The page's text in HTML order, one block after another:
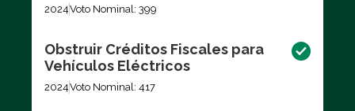
2024Voto Nominal: 399
Obstruir Créditos Fiscales para
Vehículos Eléctricos
2024Voto Nominal: 417